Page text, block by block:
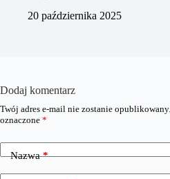
20 października 2025
Dodaj komentarz
Twój adres e-mail nie zostanie opublikowany.
oznaczone *
Nazwa*